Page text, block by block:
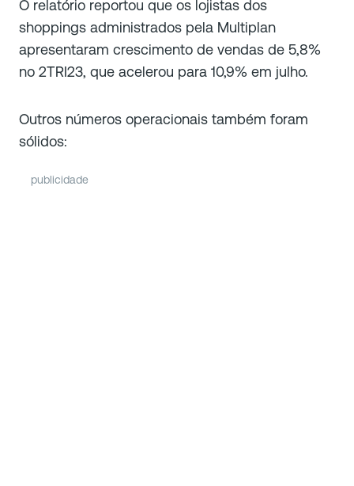
O relatório reportou que os lojistas dos
shoppings administrados pela Multiplan
apresentaram crescimento de vendas de 5,8%
no 2TRI23, que acelerou para 10,9% em julho.
Outros números operacionais também foram
sólidos:
publicidade